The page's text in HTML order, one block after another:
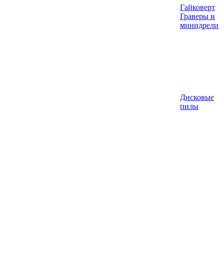
Гайковерт
Граверы и
минидрели
Дисковые
пилы